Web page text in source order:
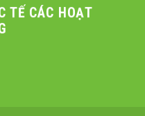
TẾ CÁC HOẠT